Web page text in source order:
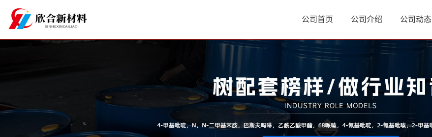
公司首页 公司介绍 公司动态